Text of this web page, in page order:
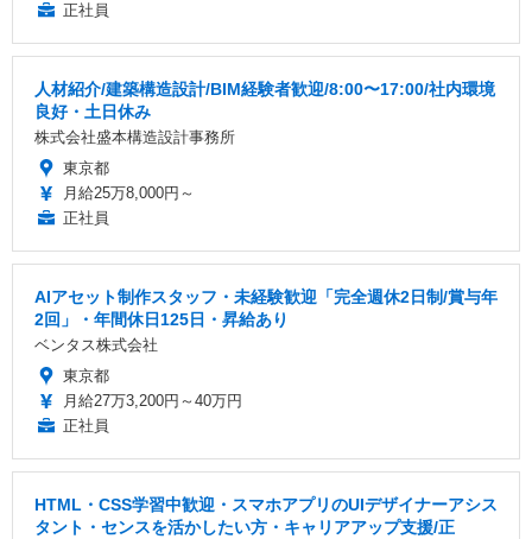
正社員
人材紹介/建築構造設計/BIM経験者歓迎/8:00〜17:00/社内環境
良好・土日休み
株式会社盛本構造設計事務所
東京都
月給25万8,000円～
正社員
AIアセット制作スタッフ・未経験歓迎「完全週休2日制/賞与年
2回」・年間休日125日・昇給あり
ベンタス株式会社
東京都
月給27万3,200円～40万円
正社員
HTML・CSS学習中歓迎・スマホアプリのUIデザイナーアシス
タント・センスを活かしたい方・キャリアアップ支援/正